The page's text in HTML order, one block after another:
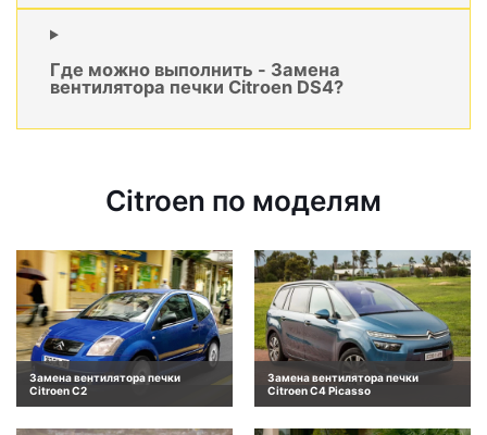
Где можно выполнить - Замена
вентилятора печки Citroen DS4?
Citroen по моделям
Замена вентилятора печки
Citroen C2
Замена вентилятора печки
Citroen C4 Picasso